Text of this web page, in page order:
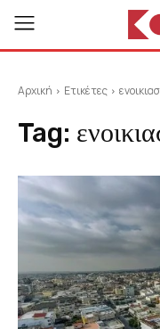
Αρχική Ετικέτες
Tag: